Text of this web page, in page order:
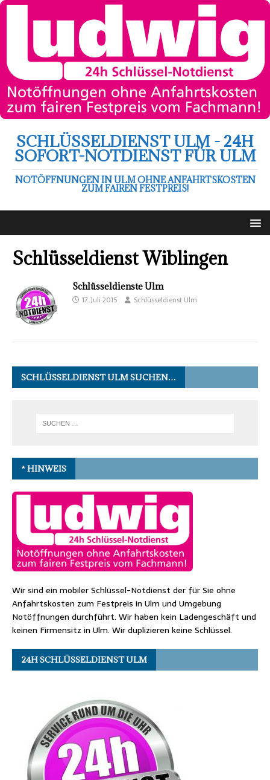
SCHLÜSSELDIENST ULM - 24H
SOFORT-NOTDIENST FÜR ULM
NOTÖFFNUNGEN IN ULM OHNE ANFAHRTSKOSTEN
ZUM FAIREN FESTPREIS!
Schlüsseldienst Wiblingen
Schlüsseldienste Ulm
17. Juli 2015 Schlüsseldienst Ulm
SCHLÜSSELDIENST ULM SUCHEN…
* HINWEIS
Wir sind ein mobiler Schlüssel-Notdienst der für Sie ohne
Anfahrtskosten zum Festpreis in Ulm und Umgebung
Notöffnungen durchführt. Wir haben kein Ladengeschäft und
keinen Firmensitz in Ulm. Wir duplizieren keine Schlüssel.
24H SCHLÜSSELDIENST ULM